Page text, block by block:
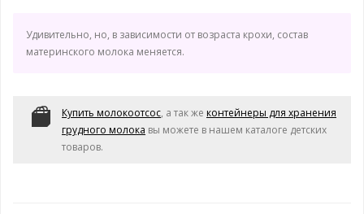
Удивительно, но, в зависимости от возраста крохи, состав
материнского молока меняется.
Купить молокоотсос, а так же контейнеры для хранения
грудного молока вы можете в нашем каталоге детских
товаров.